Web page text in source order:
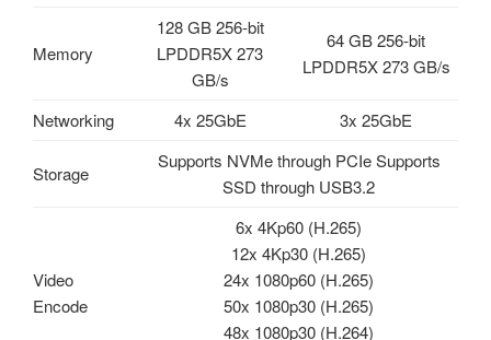
Memory
128 GB 256-bit
LPDDR5X 273
GB/s
64 GB 256-bit
LPDDR5X 273 GB/s
Networking 4x 25GbE 3x 25GbE
Storage
Supports NVMe through PCIe Supports
SSD through USB3.2
Video
Encode
6x 4Kp60 (H.265)
12x 4Kp30 (H.265)
24x 1080p60 (H.265)
50x 1080p30 (H.265)
48x 1080p30 (H.264)